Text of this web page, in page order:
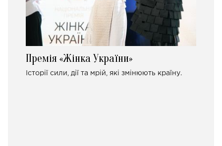
Премія «Жінка України»
Історії сили, дії та мрій, які змінюють країну.